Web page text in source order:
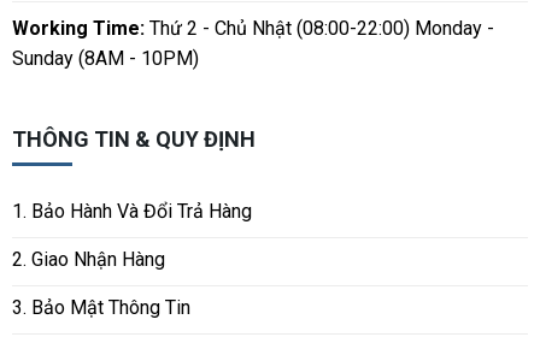
Working Time:Thứ 2 - Chủ Nhật (08:00-22:00) Monday -
Sunday (8AM - 10PM)
THÔNG TIN & QUY ĐỊNH
1. Bảo Hành Và Đổi Trả Hàng
2. Giao Nhận Hàng
3. Bảo Mật Thông Tin